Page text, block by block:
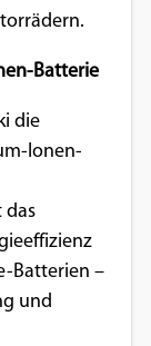
Batterie
die
Ionen-
das
Batterien –
und
und